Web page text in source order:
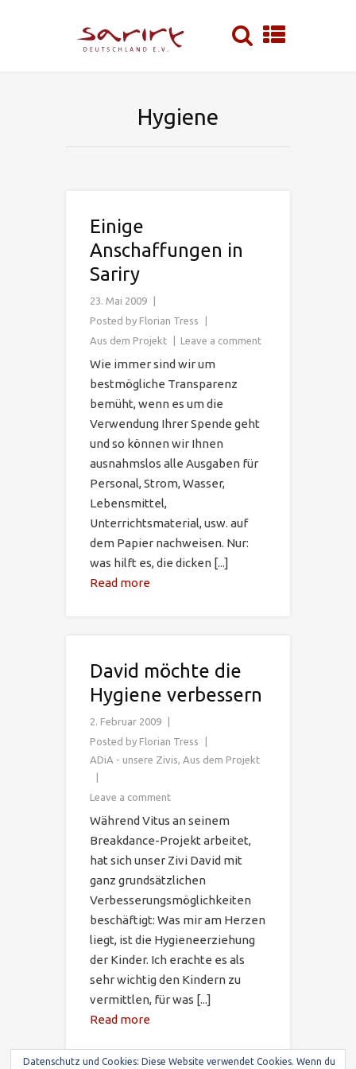
Hygiene
Einige
Anschaffungen in
Sariry
23. Mai 2009
Posted by Florian Tress
Aus dem Projekt
Leave a comment
Wie immer sind wir um
bestmögliche Transparenz
bemüht, wenn es um die
Verwendung Ihrer Spende geht
und so können wir Ihnen
ausnahmslos alle Ausgaben für
Personal, Strom, Wasser,
Lebensmittel,
Unterrichtsmaterial, usw. auf
dem Papier nachweisen. Nur:
was hilft es, die dicken [...]
Read more
David möchte die
Hygiene verbessern
2. Februar 2009
Posted by Florian Tress
ADiA - unsere Zivis, Aus dem Projekt
Leave a comment
Während Vitus an seinem
Breakdance-Projekt arbeitet,
hat sich unser Zivi David mit
ganz grundsätzlichen
Verbesserungsmöglichkeiten
beschäftigt: Was mir am Herzen
liegt, ist die Hygieneerziehung
der Kinder. Ich erachte es als
sehr wichtig den Kindern zu
vermittlen, für was [...]
Read more
Datenschutz und Cookies: Diese Website verwendet Cookies. Wenn du